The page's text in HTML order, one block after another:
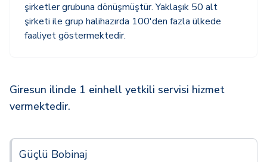
şirketler grubuna dönüşmüştür. Yaklaşık 50 alt
şirketi ile grup halihazırda 100'den fazla ülkede
faaliyet göstermektedir.
Giresun ilinde 1 einhell yetkili servisi hizmet
vermektedir.
Güçlü Bobinaj